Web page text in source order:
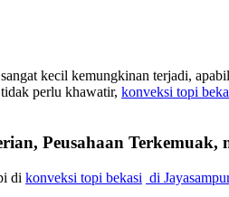
kecil kemungkinan terjadi,
tidak perlu khawatir, konveksi topi
Peusahaan Terkemuak,
di konveksi topi bekasi di